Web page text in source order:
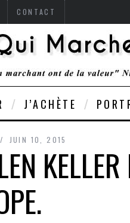
CONTACT
J’ACHÈTE
JUIN 10, 2015